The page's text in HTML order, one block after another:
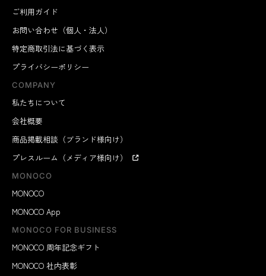
ご利用ガイド
お問い合わせ（個人・法人）
特定商取引法に基づく表示
プライバシーポリシー
COMPANY
私たちについて
会社概要
商品掲載相談（ブランド様向け）
プレスルーム（メディア様向け）
MONOCO
MONOCO
MONOCO App
MONOCO FOR BUSINESS
MONOCO 周年記念ギフト
MONOCO 社内表彰